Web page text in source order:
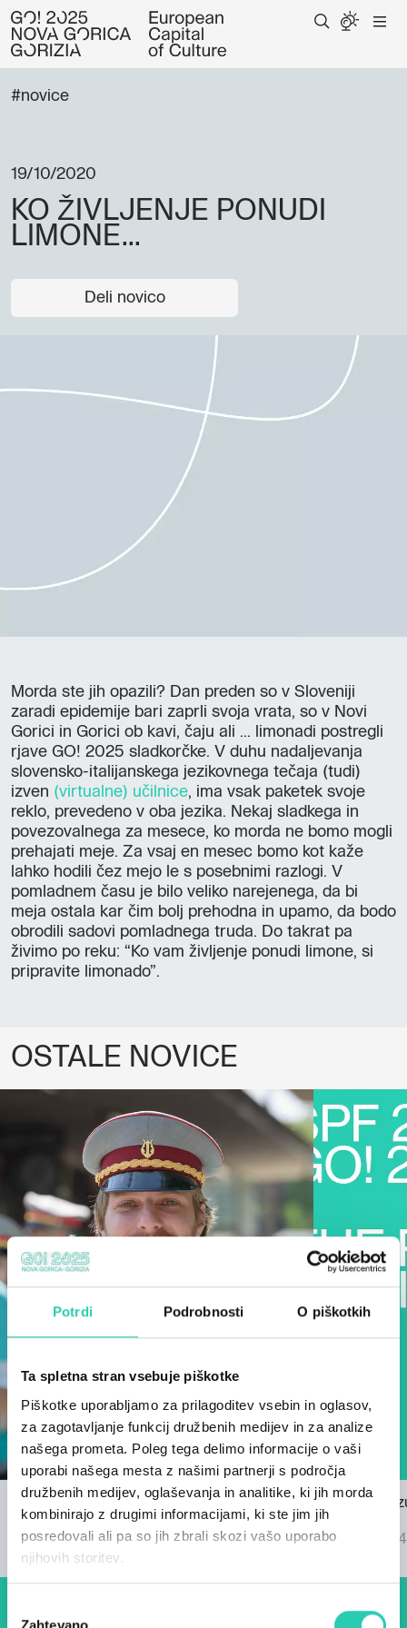
Potrdi Podrobnosti O piškotkih
Ta spletna stran vsebuje piškotke
Piškotke uporabljamo za prilagoditev vsebin in oglasov,
za zagotavljanje funkcij družbenih medijev in za analize
našega prometa. Poleg tega delimo informacije o vaši
uporabi našega mesta z našimi partnerji s področja
družbenih medijev, oglaševanja in analitike, ki jih morda
kombinirajo z drugimi informacijami, ki ste jim jih
posredovali ali pa so jih zbrali skozi vašo uporabo
njihovih storitev.
#novice
19/10/2020
KO ŽIVLJENJE PONUDI
LIMONE...
Deli novico
Morda ste jih opazili? Dan preden so v Sloveniji
zaradi epidemije bari zaprli svoja vrata, so v Novi
Gorici in Gorici ob kavi, čaju ali ... limonadi postregli
rjave GO! 2025 sladkorčke. V duhu nadaljevanja
slovensko-italijanskega jezikovnega tečaja (tudi)
izven (virtualne) učilnice, ima vsak paketek svoje
reklo, prevedeno v oba jezika. Nekaj sladkega in
povezovalnega za mesece, ko morda ne bomo mogli
prehajati meje. Za vsaj en mesec bomo kot kaže
lahko hodili čez mejo le s posebnimi razlogi. V
pomladnem času je bilo veliko narejenega, da bi
meja ostala kar čim bolj prehodna in upamo, da bodo
obrodili sadovi pomladnega truda. Do takrat pa
živimo po reku: “Ko vam življenje ponudi limone, si
pripravite limonado”.
OSTALE NOVICE
Razpis za himno GO! 2025
22/03/2024
Znani so
GO! 2025
04/09/2024